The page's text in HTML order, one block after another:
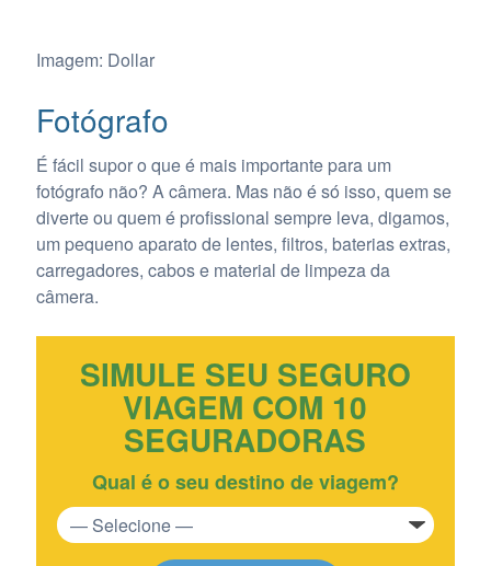
Imagem: Dollar
Fotógrafo
É fácil supor o que é mais importante para um
fotógrafo não? A câmera. Mas não é só isso, quem se
diverte ou quem é profissional sempre leva, digamos,
um pequeno aparato de lentes, filtros, baterias extras,
carregadores, cabos e material de limpeza da
câmera.
SIMULE SEU SEGURO
VIAGEM COM 10
SEGURADORAS
Qual é o seu destino de viagem?